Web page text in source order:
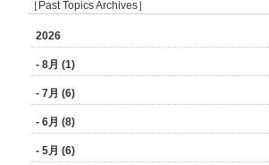
［Past Topics Archives］
2026
- 8月 (1)
- 7月 (6)
- 6月 (8)
- 5月 (6)